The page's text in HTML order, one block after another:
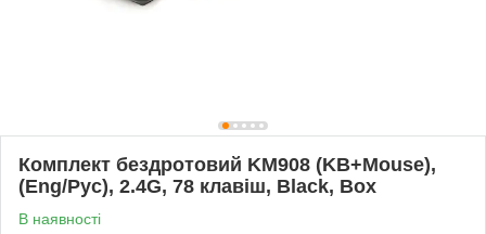
Комплект бездротовий KM908 (KB+Mouse),
(Eng/Pyc), 2.4G, 78 клавіш, Black, Box
В наявності